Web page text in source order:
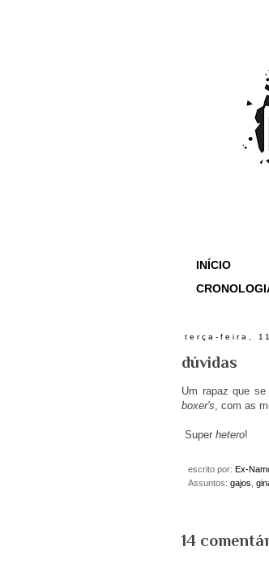
INÍCIO
terça-feira,
dúvidas
Um rapaz que
boxer's, com as
Super hetero!
escrito por: Ex-
Assuntos: gajos
14